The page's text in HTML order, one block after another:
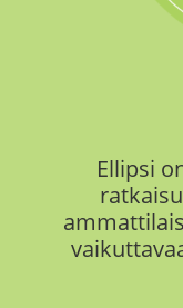
Ellipsi